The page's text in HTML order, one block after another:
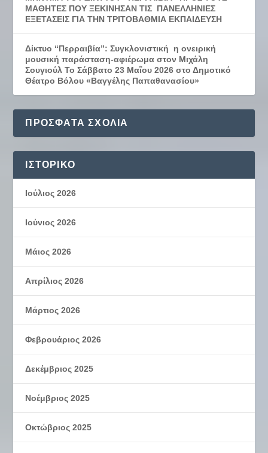
ΜΑΘΗΤΕΣ ΠΟΥ ΞΕΚΙΝΗΣΑΝ ΤΙΣ ΠΑΝΕΛΛΗΝΙΕΣ
ΕΞΕΤΑΣΕΙΣ ΓΙΑ ΤΗΝ ΤΡΙΤΟΒΑΘΜΙΑ ΕΚΠΑΙΔΕΥΣΗ
Δίκτυο “Περραιβία”: Συγκλονιστική η ονειρική
μουσική παράσταση-αφιέρωμα στον Μιχάλη
Σουγιούλ Το Σάββατο 23 Μαΐου 2026 στο Δημοτικό
Θέατρο Βόλου «Βαγγέλης Παπαθανασίου»
ΠΡΌΣΦΑΤΑ ΣΧΌΛΙΑ
ΙΣΤΟΡΙΚΌ
Ιούλιος 2026
Ιούνιος 2026
Μάιος 2026
Απρίλιος 2026
Μάρτιος 2026
Φεβρουάριος 2026
Δεκέμβριος 2025
Νοέμβριος 2025
Οκτώβριος 2025